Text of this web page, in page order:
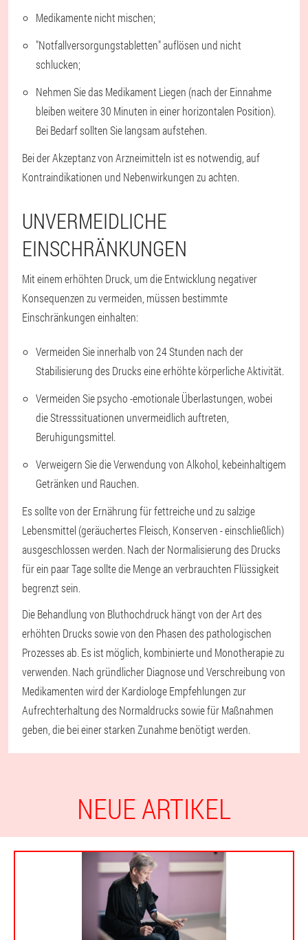
Medikamente nicht mischen;
"Notfallversorgungstabletten" auflösen und nicht
schlucken;
Nehmen Sie das Medikament Liegen (nach der Einnahme
bleiben weitere 30 Minuten in einer horizontalen Position).
Bei Bedarf sollten Sie langsam aufstehen.
Bei der Akzeptanz von Arzneimitteln ist es notwendig, auf
Kontraindikationen und Nebenwirkungen zu achten.
UNVERMEIDLICHE
EINSCHRÄNKUNGEN
Mit einem erhöhten Druck, um die Entwicklung negativer
Konsequenzen zu vermeiden, müssen bestimmte
Einschränkungen einhalten:
Vermeiden Sie innerhalb von 24 Stunden nach der
Stabilisierung des Drucks eine erhöhte körperliche Aktivität.
Vermeiden Sie psycho -emotionale Überlastungen, wobei
die Stresssituationen unvermeidlich auftreten,
Beruhigungsmittel.
Verweigern Sie die Verwendung von Alkohol, kebeinhaltigem
Getränken und Rauchen.
Es sollte von der Ernährung für fettreiche und zu salzige
Lebensmittel (geräuchertes Fleisch, Konserven - einschließlich)
ausgeschlossen werden. Nach der Normalisierung des Drucks
für ein paar Tage sollte die Menge an verbrauchten Flüssigkeit
begrenzt sein.
Die Behandlung von Bluthochdruck hängt von der Art des
erhöhten Drucks sowie von den Phasen des pathologischen
Prozesses ab. Es ist möglich, kombinierte und Monotherapie zu
verwenden. Nach gründlicher Diagnose und Verschreibung von
Medikamenten wird der Kardiologe Empfehlungen zur
Aufrechterhaltung des Normaldrucks sowie für Maßnahmen
geben, die bei einer starken Zunahme benötigt werden.
NEUE ARTIKEL